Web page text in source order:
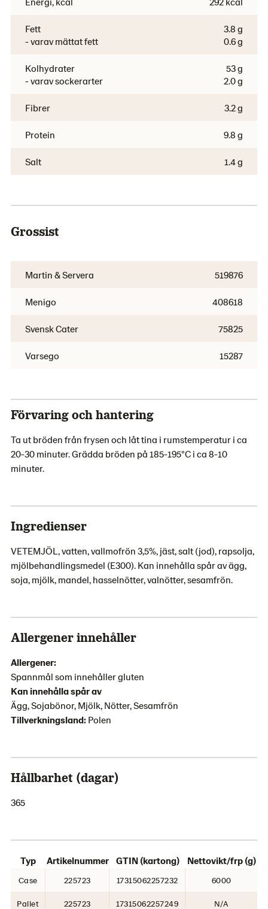
Förvaring och hantering
Ta ut bröden från frysen och låt tina i rumstemperatur i ca
20-30 minuter. Grädda bröden på 185-195°C i ca 8-10
minuter.
Ingredienser
VETEMJÖL, vatten, vallmofrön 3,5%, jäst, salt (jod), rapsolja,
mjölbehandlingsmedel (E300). Kan innehålla spår av ägg,
soja, mjölk, mandel, hasselnötter, valnötter, sesamfrön.
Allergener innehåller
Allergener:
Spannmål som innehåller gluten
Kan innehålla spår av
Ägg, Sojabönor, Mjölk, Nötter, Sesamfrön
Tillverkningsland: Polen
Hållbarhet (dagar)
365
Typ Artikelnummer GTIN (kartong) Nettovikt/frp (g)
Case 225723 17315062257232 6000
Pallet 225723 17315062257249 N/A
Fett
- varav mättat fett
3.8 g
0.6 g
Kolhydrater
- varav sockerarter
53 g
2.0 g
Fibrer 3.2 g
Protein 9.8 g
Salt 1.4 g
Grossist
Martin & Servera 519876
Menigo 408618
Svensk Cater 75825
Varsego 15287